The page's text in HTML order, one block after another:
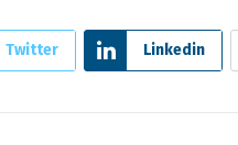
Twitter Linkedin